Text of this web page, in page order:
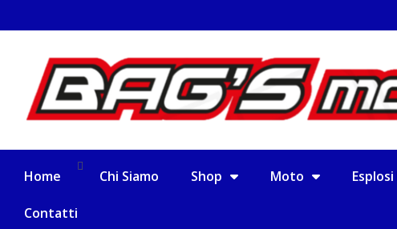
Spedizione in tutta Italia a €10,00
Home Chi Siamo Shop Moto
Contatti